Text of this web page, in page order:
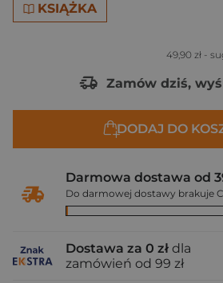
KSIĄŻKA
49,90 zł -
Zamów dziś,
DODAJ DO
Darmowa dostawa od
Do darmowej dostawy brakuje
Dostawa za 0 zł dla
zamówień od 99 zł